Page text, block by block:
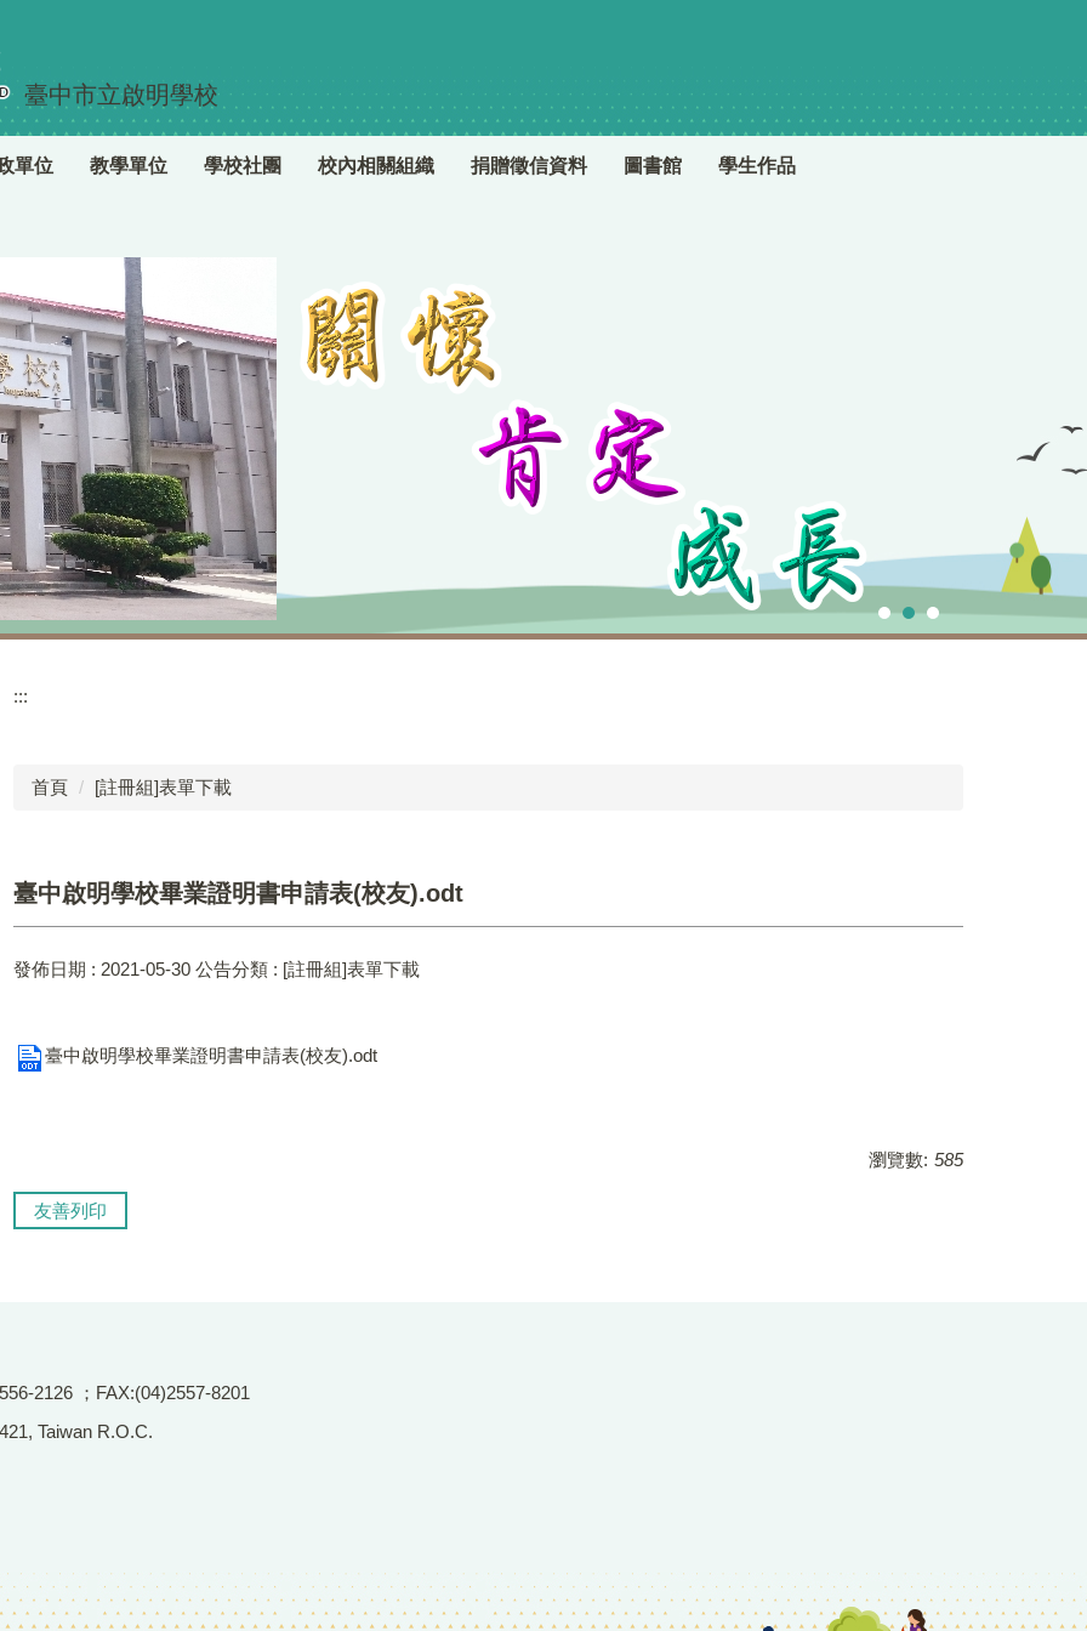
臺中市立啟明學校
單位 教學單位 學校社團 校內相關組織 捐贈徵信資料 圖書館 學生作品
:::
首頁 [註冊組]表單下載
臺中啟明學校畢業證明書申請表(校友).odt
發佈日期 : 2021-05-30 公告分類 : [註冊組]表單下載
臺中啟明學校畢業證明書申請表(校友).odt
瀏覽數: 585
友善列印
2126 ；FAX:(04)2557-8201
Taiwan R.O.C.